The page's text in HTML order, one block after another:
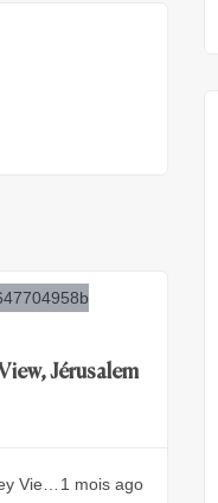
Jérusalem
1 mois ago